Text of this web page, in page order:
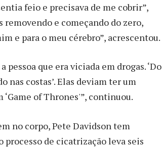
feio e precisava de me cobrir”,
removendo e começando do zero,
e para o meu cérebro”, acrescentou.
que era viciada em drogas. ‘Do
nas costas’. Elas deviam ter um
‘Game of Thrones'”, continuou.
no corpo, Pete Davidson tem
processo de cicatrização leva seis